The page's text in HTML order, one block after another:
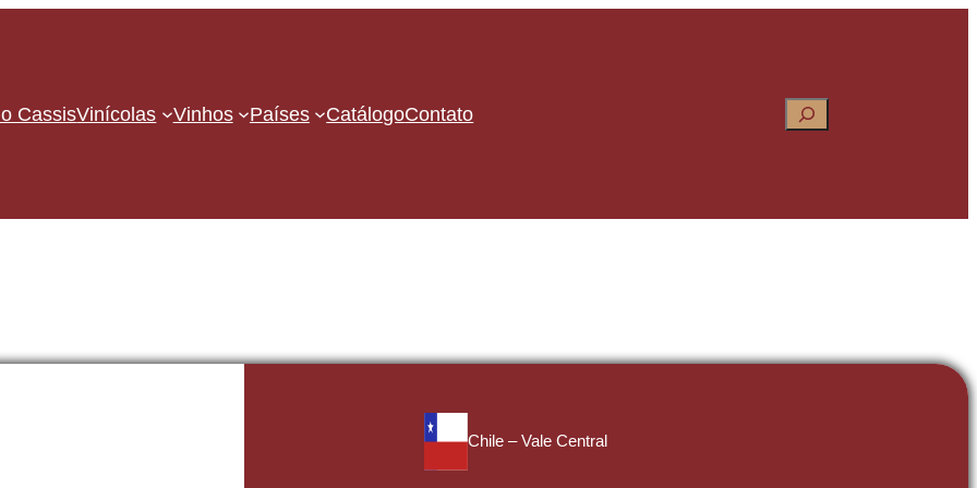
CassisVinícolas Vinhos Países CatálogoContato Pesquisar
Chile – Vale Central